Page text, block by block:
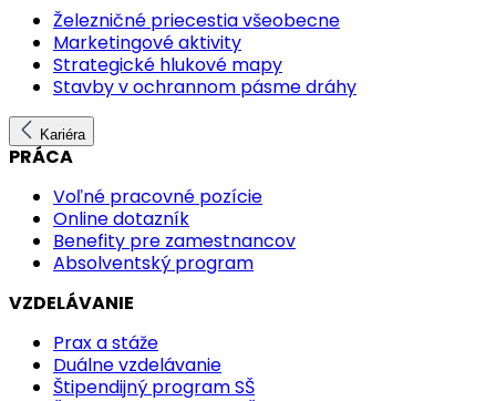
Železničné priecestia všeobecne
Marketingové aktivity
Strategické hlukové mapy
Stavby v ochrannom pásme dráhy
Kariéra
PRÁCA
Voľné pracovné pozície
Online dotazník
Benefity pre zamestnancov
Absolventský program
VZDELÁVANIE
Prax a stáže
Duálne vzdelávanie
Štipendijný program SŠ